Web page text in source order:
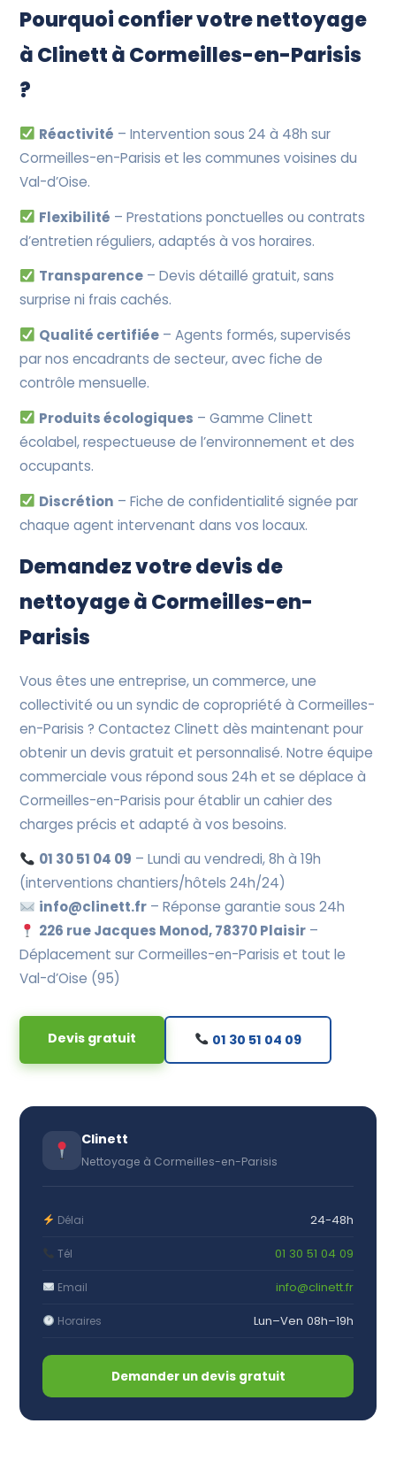
Pourquoi confier votre nettoyage
à Clinett à Cormeilles-en-Parisis
?
Réactivité – Intervention sous 24 à 48h sur
Cormeilles-en-Parisis et les communes voisines du
Val-d’Oise.
Flexibilité – Prestations ponctuelles ou contrats
d’entretien réguliers, adaptés à vos horaires.
Transparence– Devis détaillé gratuit, sans
surprise ni frais cachés.
Qualité certifiée– Agents formés, supervisés
par nos encadrants de secteur, avec fiche de
contrôle mensuelle.
Produits écologiques – Gamme Clinett
écolabel, respectueuse de l’environnement et des
occupants.
Discrétion – Fiche de confidentialité signée par
chaque agent intervenant dans vos locaux.
Demandez votre devis de
nettoyage à Cormeilles-en-
Parisis
Vous êtes une entreprise, un commerce, une
collectivité ou un syndic de copropriété à Cormeilles-
en-Parisis ? Contactez Clinett dès maintenant pour
obtenir un devis gratuit et personnalisé. Notre équipe
commerciale vous répond sous 24h et se déplace à
Cormeilles-en-Parisis pour établir un cahier des
charges précis et adapté à vos besoins.
01 30 51 04 09 – Lundi au vendredi, 8h à 19h
(interventions chantiers/hôtels 24h/24)
info@clinett.fr– Réponse garantie sous 24h
226 rue Jacques Monod, 78370 Plaisir–
Déplacement sur Cormeilles-en-Parisis et tout le
Val-d’Oise (95)
Devis gratuit 01 30 51 04 09
Clinett
Nettoyage à Cormeilles-en-Parisis
Délai 24-48h
Tél 01 30 51 04 09
Email info@clinett.fr
Horaires Lun–Ven 08h–19h
Demander un devis gratuit